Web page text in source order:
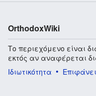
OrthodoxWiki
Το περιεχόμενο είναι
εκτός αν αναφέρεται
Ιδιωτικότητα